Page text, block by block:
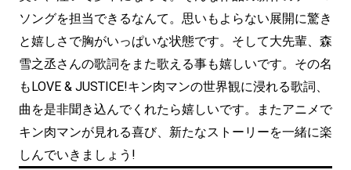
ソングを担当できるなんて。思いもよらない展開に驚き
と嬉しさで胸がいっぱいな状態です。そして大先輩、森
雪之丞さんの歌詞をまた歌える事も嬉しいです。その名
もLOVE & JUSTICE!キン肉マンの世界観に浸れる歌詞、
曲を是非聞き込んでくれたら嬉しいです。またアニメで
キン肉マンが見れる喜び、新たなストーリーを一緒に楽
しんでいきましょう!